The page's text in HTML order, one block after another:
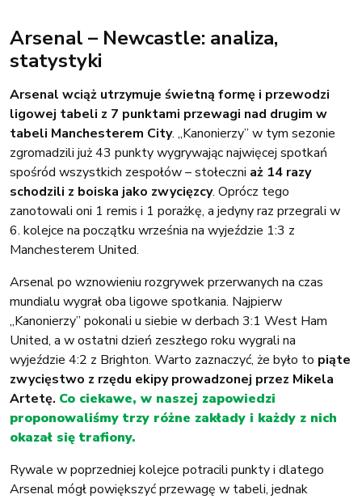
Arsenal – Newcastle: analiza,
statystyki
Arsenal wciąż utrzymuje świetną formę i przewodzi
ligowej tabeli z 7 punktami przewagi nad drugim w
tabeli Manchesterem City. „Kanonierzy” w tym sezonie
zgromadzili już 43 punkty wygrywając najwięcej spotkań
spośród wszystkich zespołów – stołeczni aż 14 razy
schodzili z boiska jako zwycięzcy. Oprócz tego
zanotowali oni 1 remis i 1 porażkę, a jedyny raz przegrali w
6. kolejce na początku września na wyjeździe 1:3 z
Manchesterem United.
Arsenal po wznowieniu rozgrywek przerwanych na czas
mundialu wygrał oba ligowe spotkania. Najpierw
„Kanonierzy” pokonali u siebie w derbach 3:1 West Ham
United, a w ostatni dzień zeszłego roku wygrali na
wyjeździe 4:2 z Brighton. Warto zaznaczyć, że było to piąte
zwycięstwo z rzędu ekipy prowadzonej przez Mikela
Artetę. Co ciekawe, w naszej zapowiedzi
proponowaliśmy trzy różne zakłady i każdy z nich
okazał się trafiony.
Rywale w poprzedniej kolejce potracili punkty i dlatego
Arsenal mógł powiększyć przewagę w tabeli, jednak